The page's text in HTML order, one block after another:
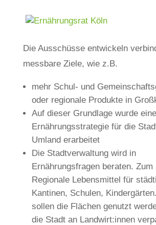
Die Ausschüsse entwickeln
messbare Ziele, wie z.B.
mehr Schul- und
oder regionale Produkte in
Auf dieser Grundlage wurde eine
Ernährungsstrategie für die
Umland erarbeitet
Die Stadtverwaltung wird in
Ernährungsfragen beraten. Zum
Regionale Lebensmittel für
Kantinen, Schulen,
sollen die Flächen genutzt
die Stadt an Landwirt:innen